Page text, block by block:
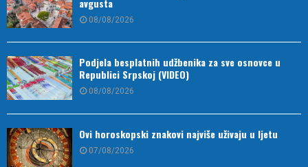
avgusta
08/08/2026
Podjela besplatnih udžbenika za sve osnovce u
Republici Srpskoj (VIDEO)
08/08/2026
Ovi horoskopski znakovi najviše uživaju u ljetu
07/08/2026